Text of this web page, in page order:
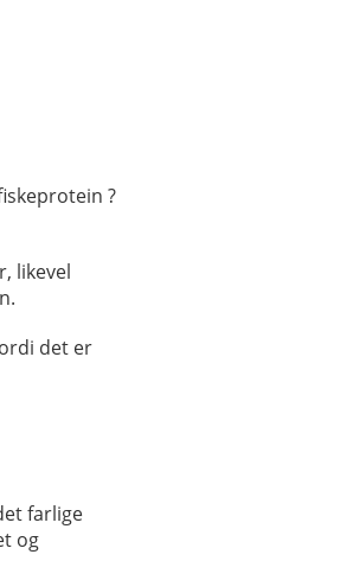
?
likevel
det er
farlige
og